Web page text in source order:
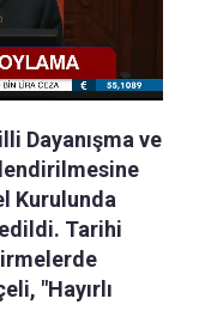
Dayanışma ve
Kurulunda
Tarihi
"Hayırlı